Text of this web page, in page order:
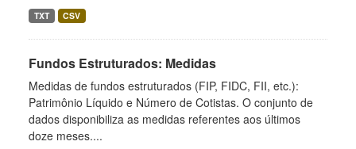
TXT CSV
Fundos Estruturados: Medidas
Medidas de fundos estruturados (FIP, FIDC, FII, etc.):
Patrimônio Líquido e Número de Cotistas. O conjunto de
dados disponibiliza as medidas referentes aos últimos
doze meses....